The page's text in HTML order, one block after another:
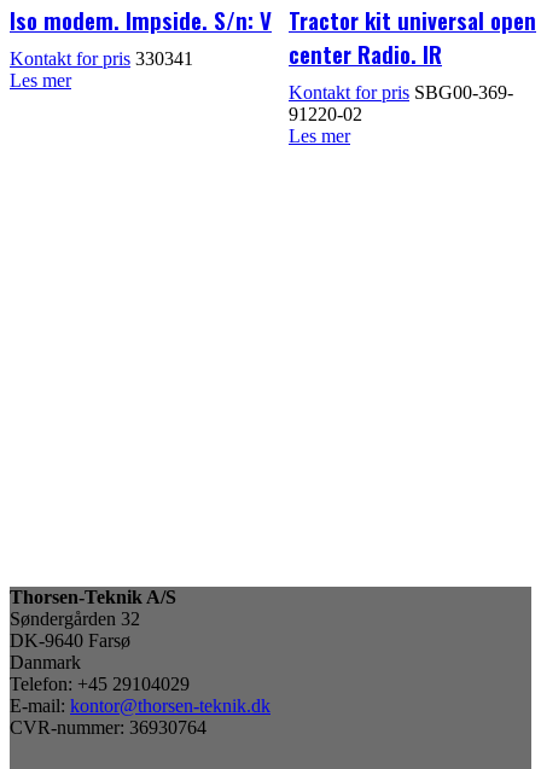
Iso modem. Impside. S/n: V
Kontakt for pris 330341
Les mer
Tractor kit universal open
center Radio. IR
Kontakt for pris SBG00-369-
91220-02
Les mer
Thorsen-Teknik A/S
Søndergården 32
DK-9640 Farsø
Danmark
Telefon: +45 29104029
E-mail: kontor@thorsen-teknik.dk
CVR-nummer: 36930764